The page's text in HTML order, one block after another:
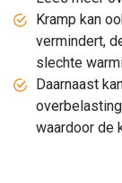
Kramp kan
vermindert,
slechte
Daarnaast
waardoor de